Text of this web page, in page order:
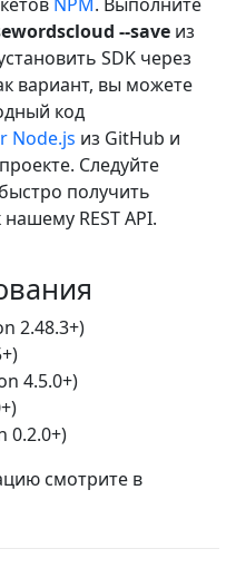
--save из
SDK через
вариант, вы можете
код
Node.js из GitHub и
Следуйте
получить
REST API.
2.48.3+)
4.5.0+)
0.2.0+)
смотрите в